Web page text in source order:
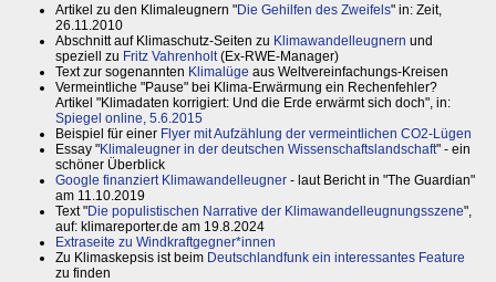
Artikel zu den Klimaleugnern "Die Gehilfen des Zweifels" in: Zeit,
26.11.2010
Abschnitt auf Klimaschutz-Seiten zu Klimawandelleugnern und
speziell zu Fritz Vahrenholt(Ex-RWE-Manager)
Text zur sogenannten Klimalüge aus Weltvereinfachungs-Kreisen
Vermeintliche "Pause" bei Klima-Erwärmung ein Rechenfehler?
Artikel "Klimadaten korrigiert: Und die Erde erwärmt sich doch", in:
Spiegel online, 5.6.2015
Beispiel für einer Flyer mit Aufzählung der vermeintlichen CO2-Lügen
Essay "Klimaleugner in der deutschen Wissenschaftslandschaft" - ein
schöner Überblick
Google finanziert Klimawandelleugner - laut Bericht in "The Guardian"
am 11.10.2019
Text "Die populistischen Narrative der Klimawandelleugnungsszene",
auf: klimareporter.de am 19.8.2024
Extraseite zu Windkraftgegner*innen
Zu Klimaskepsis ist beim Deutschlandfunk ein interessantes Feature
zu finden